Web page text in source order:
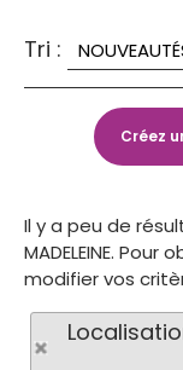
Tri :
Il y a peu de
MADELEINE.
modifier vos